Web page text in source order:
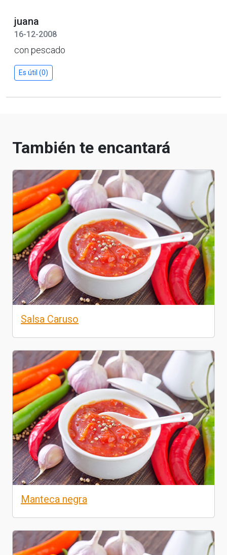
juana
16-12-2008
con pescado
Es útil (0)
También te encantará
Salsa Caruso
Manteca negra